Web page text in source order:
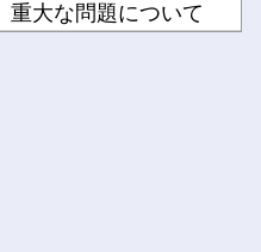
重大な問題について